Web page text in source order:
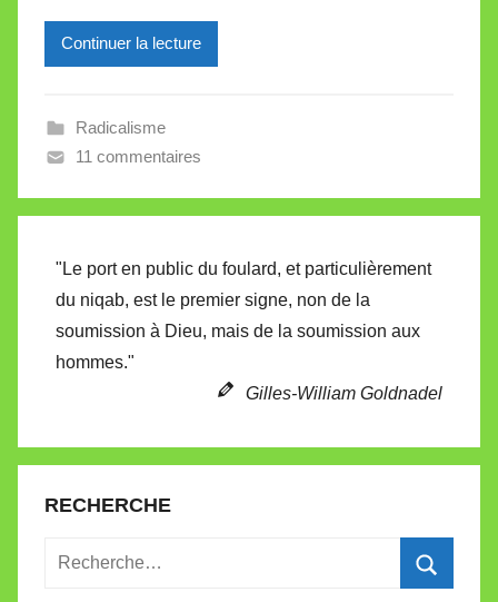
l
l
t
t
e
Continuer la lecture
Radicalisme
11 commentaires
"Le port en public du foulard, et particulièrement
du niqab, est le premier signe, non de la
soumission à Dieu, mais de la soumission aux
hommes."
Gilles-William Goldnadel
RECHERCHE
Recherche